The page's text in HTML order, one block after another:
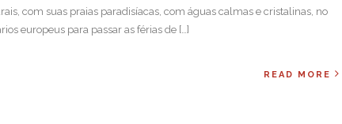
com suas praias paradisíacas, com águas calmas e cristalinas, no
europeus para passar as férias de […]
READ MORE